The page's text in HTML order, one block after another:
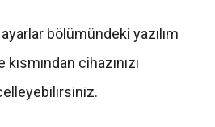
ayarlar bölümündeki yazılım
cihazınızı